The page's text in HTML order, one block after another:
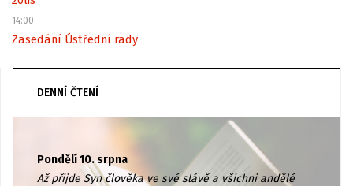
14:00
Zasedání Ústřední rady
DENNÍ ČTENÍ
Pondělí 10. srpna
Až přijde Syn člověka ve své slávě a všichni andělé